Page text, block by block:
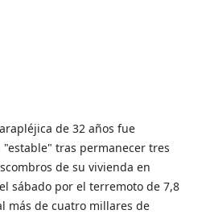
de 32 años fue
"estable" tras permanecer tres
de su vivienda en
sábado por el terremoto de 7,8
más de cuatro millares de